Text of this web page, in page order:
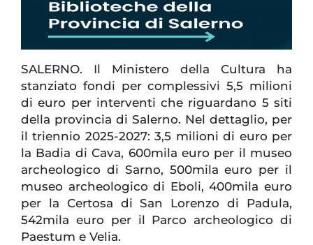
SALERNO. Il Ministero della Cultura ha
stanziato fondi per complessivi 5,5 milioni
di euro per interventi che riguardano 5 siti
della provincia di Salerno. Nel dettaglio, per
il triennio 2025-2027: 3,5 milioni di euro per
la Badia di Cava, 600mila euro per il museo
archeologico di Sarno, 500mila euro per il
museo archeologico di Eboli, 400mila euro
per la Certosa di San Lorenzo di Padula,
542mila euro per il Parco archeologico di
Paestum e Velia.